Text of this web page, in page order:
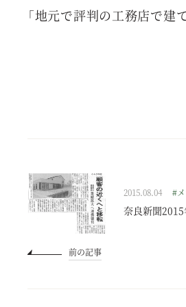
「地元で評判の工務店で建
2015.08.04 #
奈良新聞
前の記事